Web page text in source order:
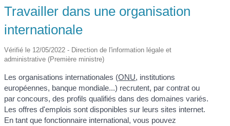
Travailler dans une organisation
internationale
Vérifié le 12/05/2022 - Direction de l'information légale et
administrative (Première ministre)
Les organisations internationales (ONU, institutions
européennes, banque mondiale...) recrutent, par contrat ou
par concours, des profils qualifiés dans des domaines variés.
Les offres d'emplois sont disponibles sur leurs sites internet.
En tant que fonctionnaire international, vous pouvez